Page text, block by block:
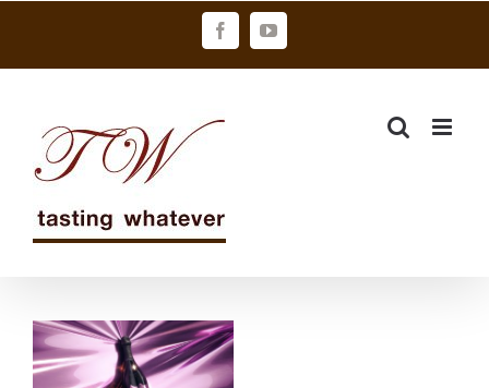
FacebookYouTube
Pérignon跨界
聯手女神卡卡